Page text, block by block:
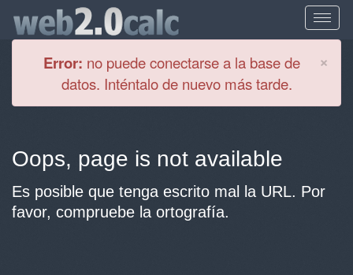
×
Error: no puede conectarse a la base de
datos. Inténtalo de nuevo más tarde.
Oops, page is not available
Es posible que tenga escrito mal la URL. Por
favor, compruebe la ortografía.